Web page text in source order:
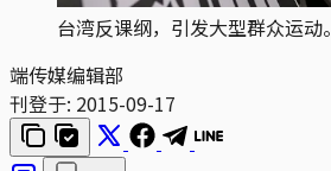
台湾反课纲，引发大型群众运动。
端传媒编辑部
刊登于: 2015-09-17